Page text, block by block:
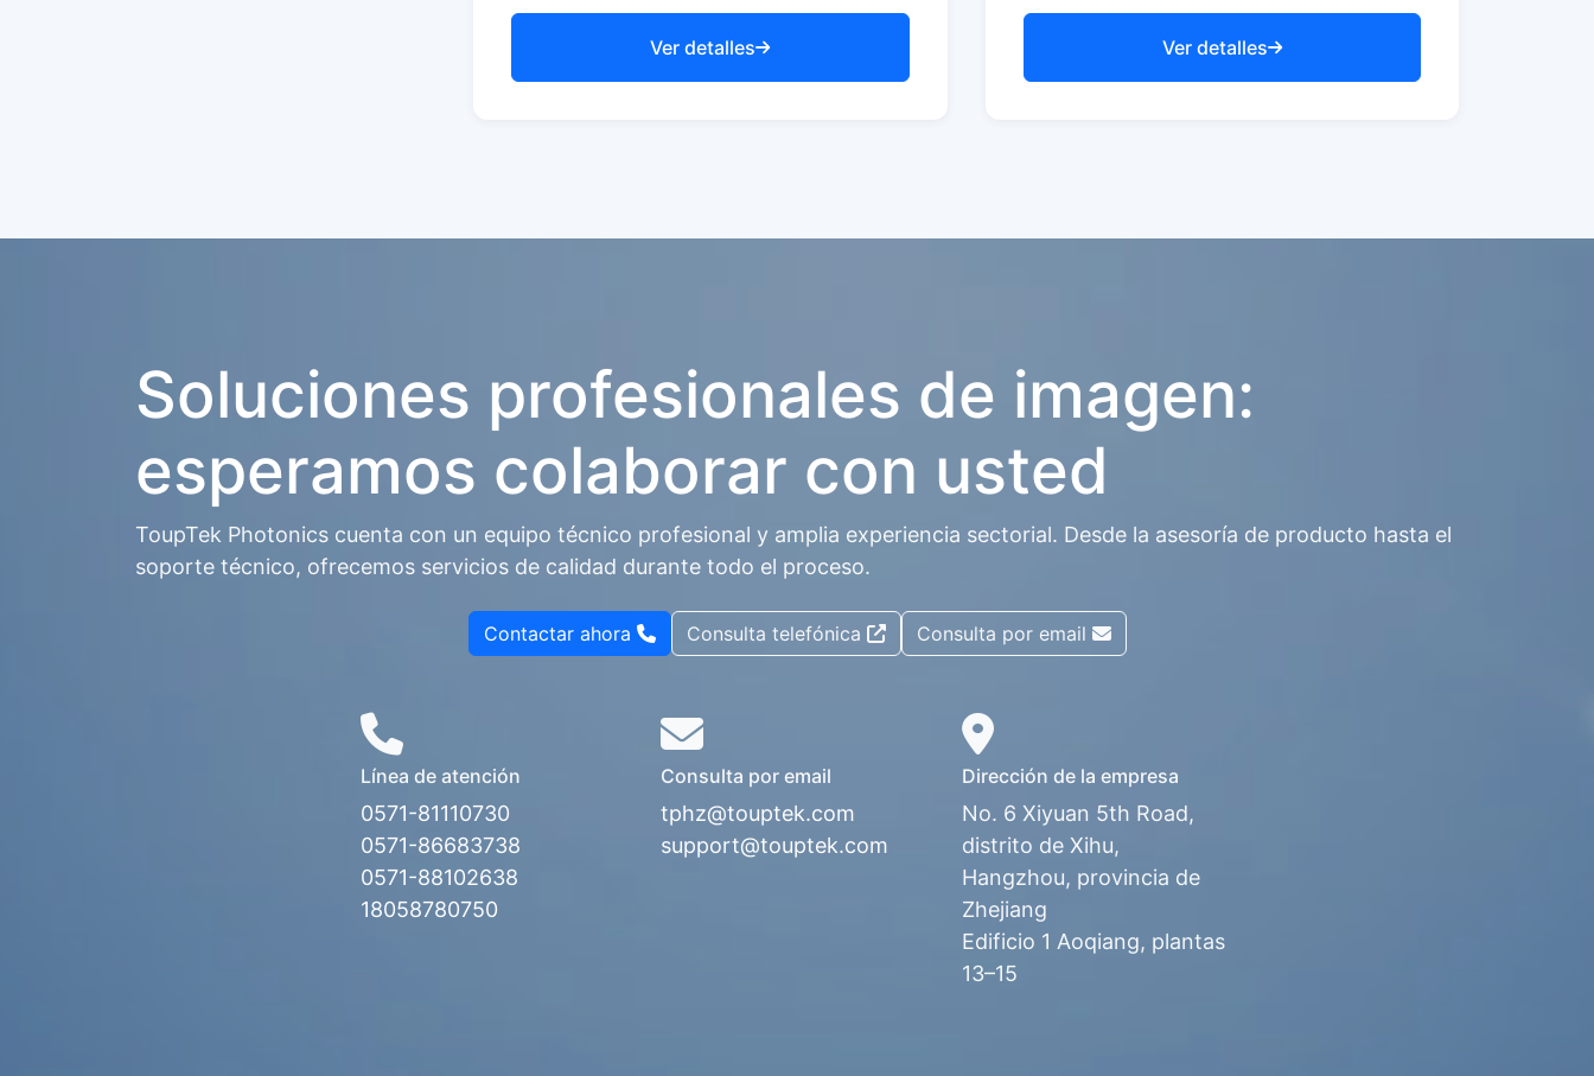
Ver detalles Ver detalles
Soluciones profesionales de imagen:
esperamos colaborar con usted
ToupTek Photonics cuenta con un equipo técnico profesional y amplia experiencia sectorial. Desde la asesoría de producto hasta el
soporte técnico, ofrecemos servicios de calidad durante todo el proceso.
Contactar ahora Consulta telefónica Consulta por email
Línea de atención
0571-81110730
0571-86683738
0571-88102638
18058780750
Consulta por email
tphz@touptek.com
support@touptek.com
Dirección de la empresa
No. 6 Xiyuan 5th Road,
distrito de Xihu,
Hangzhou, provincia de
Zhejiang
Edificio 1 Aoqiang, plantas
13–15